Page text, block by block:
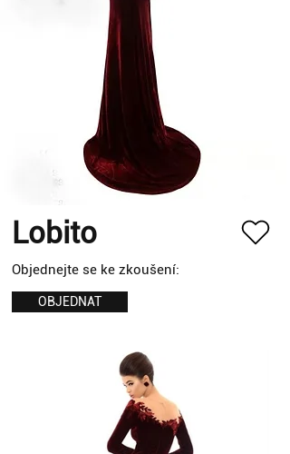
Lobito
Objednejte se ke zkoušení:
OBJEDNAT